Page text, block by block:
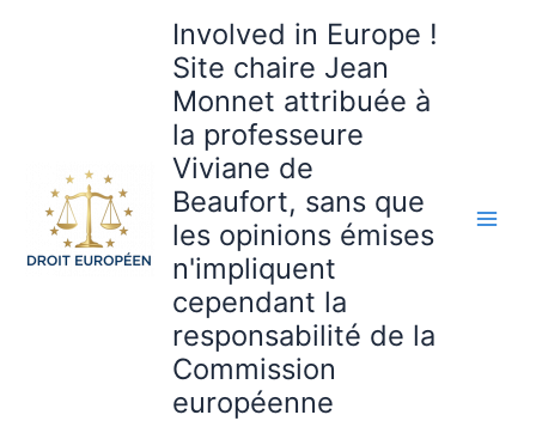
Involved in Europe !
Site chaire Jean
Monnet attribuée à
la professeure
Viviane de
Beaufort, sans que
les opinions émises
n'impliquent
cependant la
responsabilité de la
Commission
européenne